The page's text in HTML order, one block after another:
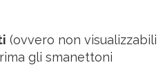
(ovvero non visualizzabili
gli smanettoni